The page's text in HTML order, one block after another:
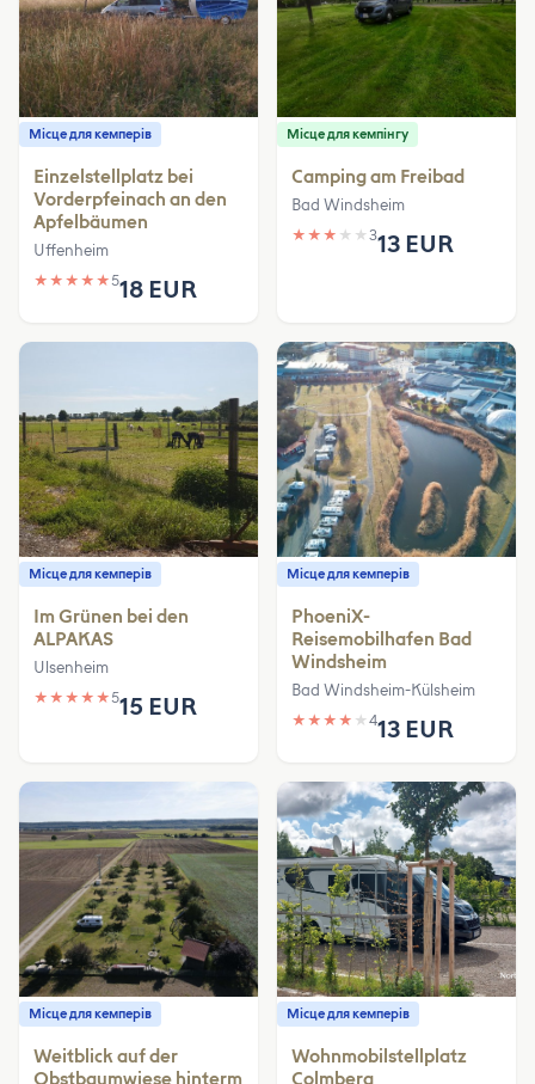
Місце для кемперів
Einzelstellplatz bei
Vorderpfeinach an den
Apfelbäumen
Uffenheim
★ ★ ★ ★ ★518 EUR
Місце для кемпінгу
Camping am Freibad
Bad Windsheim
★ ★ ★ ★ ★ 313 EUR
Місце для кемперів
Im Grünen bei den
ALPAKAS
Ulsenheim
★ ★ ★ ★ ★515 EUR
Місце для кемперів
PhoeniX-
Reisemobilhafen Bad
Windsheim
Bad Windsheim-Külsheim
★ ★ ★ ★ ★ 413 EUR
Місце для кемперів
Weitblick auf der
Obstbaumwiese hinterm
Місце для кемперів
Wohnmobilstellplatz
Colmberg